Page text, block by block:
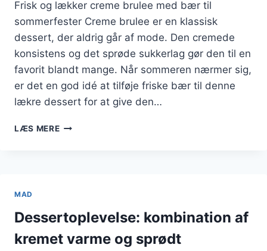
Frisk og lækker creme brulee med bær til
sommerfester Creme brulee er en klassisk
dessert, der aldrig går af mode. Den cremede
konsistens og det sprøde sukkerlag gør den til en
favorit blandt mange. Når sommeren nærmer sig,
er det en god idé at tilføje friske bær til denne
lækre dessert for at give den…
LÆS MEREFRISK
TIL
SOMMERFESTER
MAD
Dessertoplevelse: kombination af
kremet varme og sprødt